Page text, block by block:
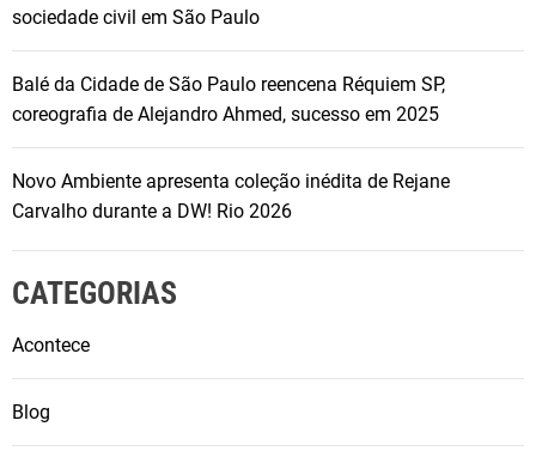
sociedade civil em São Paulo
Balé da Cidade de São Paulo reencena Réquiem SP,
coreografia de Alejandro Ahmed, sucesso em 2025
Novo Ambiente apresenta coleção inédita de Rejane
Carvalho durante a DW! Rio 2026
CATEGORIAS
Acontece
Blog